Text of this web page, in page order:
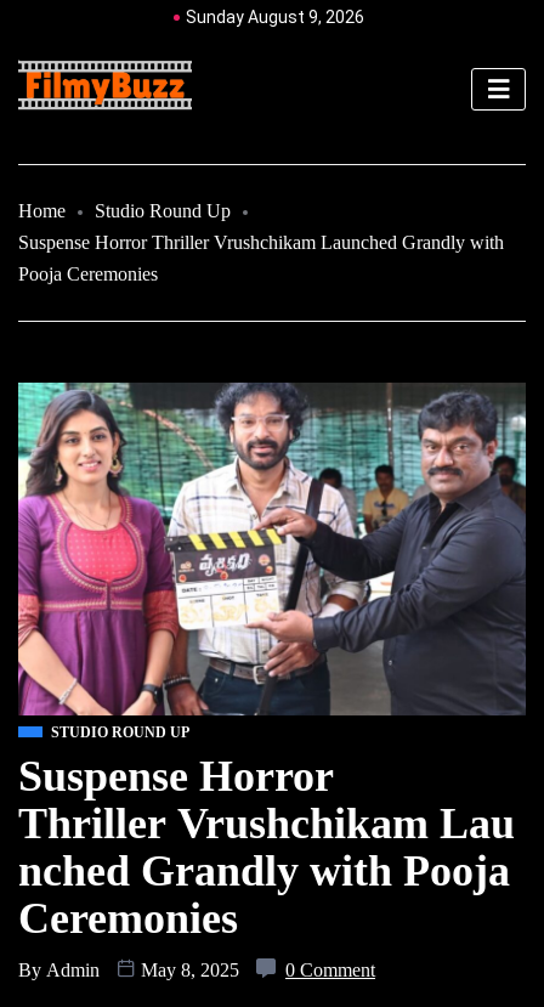
Sunday August 9, 2026
Home
Studio Round Up
Suspense Horror Thriller Vrushchikam Launched Grandly with
Pooja Ceremonies
STUDIO ROUND UP
Suspense Horror
Thriller Vrushchikam Lau
nched Grandly with Pooja
Ceremonies
By Admin May 8, 2025 0 Comment